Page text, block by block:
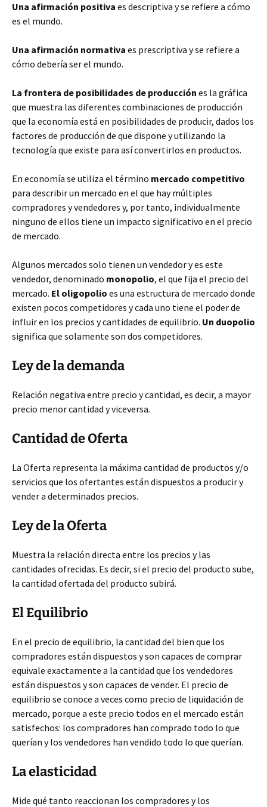
Una afirmación positiva es descriptiva y se refiere a cómo
es el mundo.
Una afirmación normativa es prescriptiva y se refiere a
cómo debería ser el mundo.
La frontera de posibilidades de producción es la gráfica
que muestra las diferentes combinaciones de producción
que la economía está en posibilidades de producir, dados los
factores de producción de que dispone y utilizando la
tecnología que existe para así convertirlos en productos.
En economía se utiliza el término mercado competitivo
para describir un mercado en el que hay múltiples
compradores y vendedores y, por tanto, individualmente
ninguno de ellos tiene un impacto significativo en el precio
de mercado.
Algunos mercados solo tienen un vendedor y es este
vendedor, denominado monopolio, el que fija el precio del
mercado. El oligopolio es una estructura de mercado donde
existen pocos competidores y cada uno tiene el poder de
influir en los precios y cantidades de equilibrio. Un duopolio
significa que solamente son dos competidores.
Ley de la demanda
Relación negativa entre precio y cantidad, es decir, a mayor
precio menor cantidad y viceversa.
Cantidad de Oferta
La Oferta representa la máxima cantidad de productos y/o
servicios que los ofertantes están dispuestos a producir y
vender a determinados precios.
Ley de la Oferta
Muestra la relación directa entre los precios y las
cantidades ofrecidas. Es decir, si el precio del producto sube,
la cantidad ofertada del producto subirá.
El Equilibrio
En el precio de equilibrio, la cantidad del bien que los
compradores están dispuestos y son capaces de comprar
equivale exactamente a la cantidad que los vendedores
están dispuestos y son capaces de vender. El precio de
equilibrio se conoce a veces como precio de liquidación de
mercado, porque a este precio todos en el mercado están
satisfechos: los compradores han comprado todo lo que
querían y los vendedores han vendido todo lo que querían.
La elasticidad
Mide qué tanto reaccionan los compradores y los